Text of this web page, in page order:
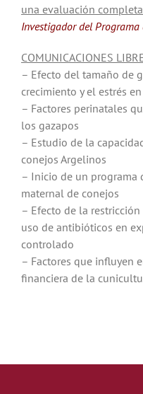
una evaluación
Investigador del Programa
COMUNICACIONES
– Efecto del tamaño de
crecimiento y el estrés
– Factores perinatales
los gazapos
– Estudio de la
conejos Argelinos
– Inicio de un programa
maternal de conejos
– Efecto de la
uso de antibióticos en
controlado
– Factores que influyen
financiera de la